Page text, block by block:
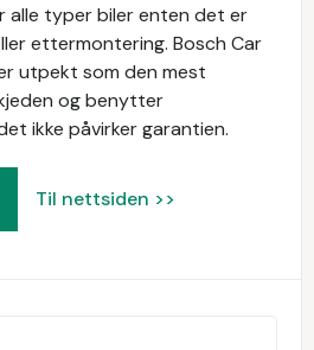
typer biler enten det er
ettermontering. Bosch Car
utpekt som den mest
og benytter
ikke påvirker garantien.
Til nettsiden >>